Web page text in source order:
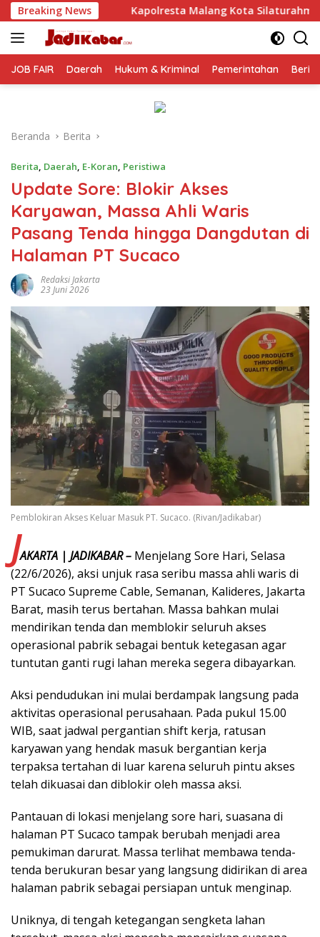
Langsung
ke
konten
Breaking News
Malang Kota Silaturahmi ke PCNU, Perkuat Sinergi
JOB FAIR Daerah Hukum & Kriminal Pemerintahan
Beranda Berita
Berita, Daerah, E-Koran, Peristiwa
Update Sore: Blokir Akses
Karyawan, Massa Ahli Waris
Pasang Tenda hingga Dangdutan di
Halaman PT Sucaco
Redaksi Jakarta
23 Juni 2026
Pemblokiran Akses Keluar Masuk PT. Sucaco. (Rivan/Jadikabar)
JAKARTA | JADIKABAR – Menjelang Sore Hari, Selasa
(22/6/2026), aksi unjuk rasa seribu massa ahli waris di
PT Sucaco Supreme Cable, Semanan, Kalideres, Jakarta
Barat, masih terus bertahan. Massa bahkan mulai
mendirikan tenda dan memblokir seluruh akses
operasional pabrik sebagai bentuk ketegasan agar
tuntutan ganti rugi lahan mereka segera dibayarkan.
Aksi pendudukan ini mulai berdampak langsung pada
aktivitas operasional perusahaan. Pada pukul 15.00
WIB, saat jadwal pergantian shift kerja, ratusan
karyawan yang hendak masuk bergantian kerja
terpaksa tertahan di luar karena seluruh pintu akses
telah dikuasai dan diblokir oleh massa aksi.
Pantauan di lokasi menjelang sore hari, suasana di
halaman PT Sucaco tampak berubah menjadi area
pemukiman darurat. Massa terlihat membawa tenda-
tenda berukuran besar yang langsung didirikan di area
halaman pabrik sebagai persiapan untuk menginap.
Uniknya, di tengah ketegangan sengketa lahan